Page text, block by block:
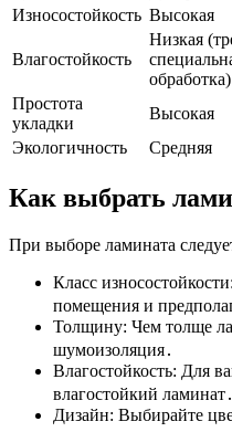
Износостойкость Высокая
Влагостойкость
Низкая
обработка)
Простота
укладки
Высокая
Экологичность
Средняя
Как выбрать
При выборе ламината
Класс
помещения и
Толщину: Чем толще
шумоизоляция․
Влагостойкость: Для
влагостойкий ламинат․
Дизайн: Выбирайте